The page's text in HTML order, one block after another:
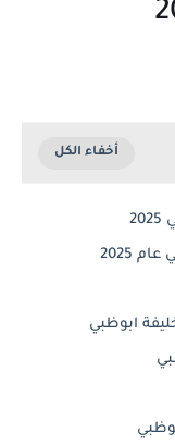
2025
ابوظبي